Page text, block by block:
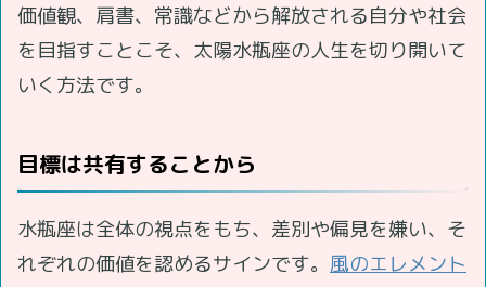
価値観、肩書、常識などから解放される自分や社会
を目指すことこそ、太陽水瓶座の人生を切り開いて
いく方法です。
目標は共有することから
水瓶座は全体の視点をもち、差別や偏見を嫌い、そ
れぞれの価値を認めるサインです。 風のエレメント